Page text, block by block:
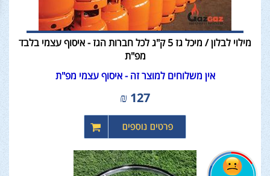
מילוי לבלון / מיכל גז 5 ק"ג לכל חברות הגז - איסוף עצמי בלבד
מפ"ת
אין משלוחים למוצר זה - איסוף עצמי מפ"ת
127
₪